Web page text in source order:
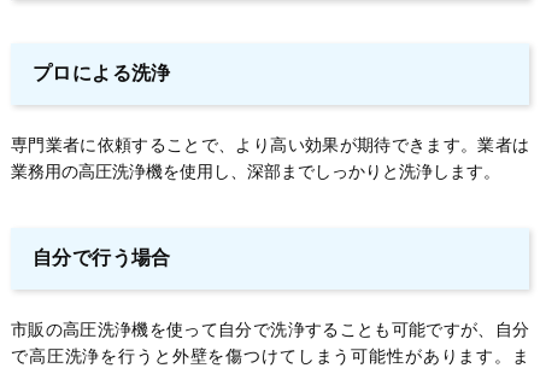
プロによる洗浄
専門業者に依頼することで、より高い効果が期待できます。業者は
業務用の高圧洗浄機を使用し、深部までしっかりと洗浄します。
自分で行う場合
市販の高圧洗浄機を使って自分で洗浄することも可能ですが、自分
で高圧洗浄を行うと外壁を傷つけてしまう可能性があります。ま